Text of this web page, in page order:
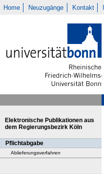
Home Neuzugänge Kontakt
Elektronische Publikationen aus
dem Regierungsbezirk Köln
Pflichtabgabe
Ablieferungsverfahren